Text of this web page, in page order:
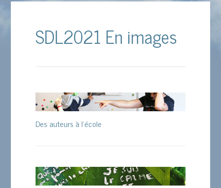
SDL2021 En images
Des auteurs à l’école